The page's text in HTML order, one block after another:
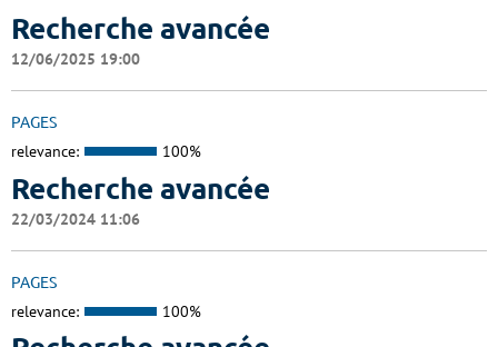
Recherche avancée
12/06/2025 19:00
PAGES
relevance: 100%
Recherche avancée
22/03/2024 11:06
PAGES
relevance: 100%